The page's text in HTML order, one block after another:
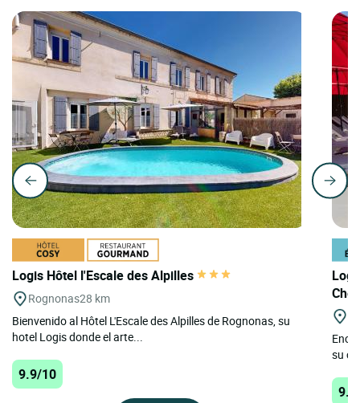
Logis Hôtel l'Escale des Alpilles
Rognonas28 km
Bienvenido al Hôtel L'Escale des Alpilles de Rognonas, su
hotel Logis donde el arte...
9.9/10
su